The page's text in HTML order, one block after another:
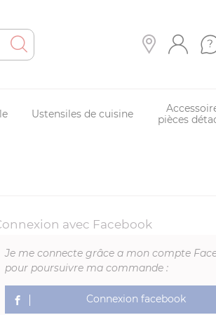
Ustensiles de cuisine
pièces
avec Facebook
Je me connecte grâce a mon compte
pour poursuivre ma commande :
Connexion facebook